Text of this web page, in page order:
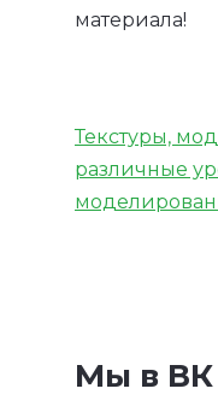
материала!
Текстуры,
различные
Мы в ВК